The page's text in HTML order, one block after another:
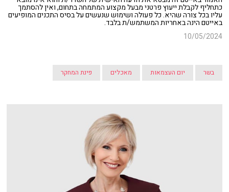
כתחליף לקבלת ייעוץ פרטני מבעל מקצוע המתמחה בתחום, ואין להסתמך
עליו בכל צורה שהיא. כל פעולה ושימוש שנעשים על בסיס התכנים המופיעים
באייטם הינה באחריות המשתמש/ת בלבד.
10/05/2024
בשר יום העצמאות מאכלים פינת המחקר